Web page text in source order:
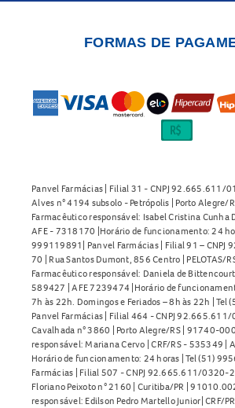
FORMAS DE
Panvel Farmácias | Filial 31 - CNPJ 92.665.611/
Alves n° 4194 subsolo - Petrópolis | Porto Alegre/
Farmacêutico responsável: Isabel Cristina Cunha
AFE - 7318170 |Horário de funcionamento: 24
999119891| Panvel Farmácias | Filial 91 –
70 | Rua Santos Dumont, 856 Centro | PELOTAS/
Farmacêutico responsável: Daniela de Bittencourt
589427 | AFE 7239474 |Horário de
7h às 22h. Domingos e Feriados – 8h às 22h | Tel
Panvel Farmácias | Filial 464 - CNPJ
Cavalhada n° 3860 | Porto Alegre/RS | 91740-
responsável: Mariana Cervo | CRF/RS - 535349 |
Horário de funcionamento: 24 horas | Tel (51)
Farmácias | Filial 507 - CNPJ 92.665.611/0320-
Floriano Peixoto n° 2160 | Curitiba/PR |
responsável: Edilson Pedro Martello Junior| CRF/